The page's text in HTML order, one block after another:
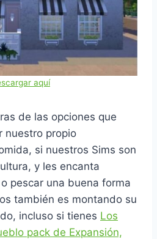
aquí
de las opciones que
nuestro propio
si nuestros Sims son
y les encanta
pescar una buena forma
también es montando su
incluso si tienes Los
pack de Expansión,